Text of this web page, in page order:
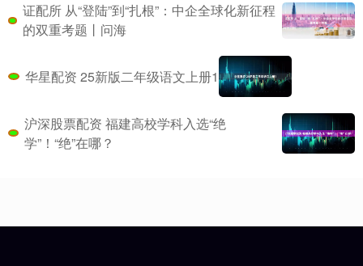
证配所 从“登陆”到“扎根”：中企全球化新征程
的双重考题丨问海
华星配资 25新版二年级语文上册1
沪深股票配资 福建高校学科入选“绝
学”！“绝”在哪？